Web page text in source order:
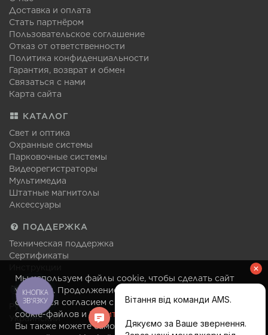
Мы используем файлы cookie, чтобы сделать сайт
удобным. Продолжение посещения сайта
считается согласием с правилами использования
cookie-файлов иПолитикой конфиденциальности
Вы также можете самостоятельно изменить
Доставка и оплата
Стать партнёром
Пользовательское соглашение
Отказ от ответственности
Политика конфиденциальности
Гарантия, возврат и обмен
Связаться с нами
Карта сайта
КАТАЛОГ
Свет и оптика
Охранные системы
Парковочные системы
Видеорегистраторы
Мультимедиа
Штатные магнитолы
Аксессуары
ПОДДЕРЖКА
Техническая поддержка
Сертификаты
ЯЗЫК
Русский
Украинский
КНОПКА
ЗВ'ЯЗКУ